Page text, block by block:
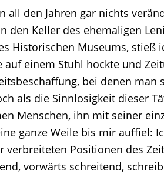
all den Jahren gar nichts
den Keller des ehemaligen
Historischen Museums, stieß
einem Stuhl hockte und
bei denen
als die Sinnlosigkeit dieser
Menschen, ihn mit seiner
ganze Weile bis mir
Positionen des
vorwärts schreitend,